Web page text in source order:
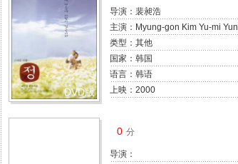
DVD版
导演：裴昶浩
主演：Myung-gon Kim Yu-mi Yun
Jong-gu Kim Yu-mi Kim (II)
类型：其他
国家：韩国
语言：韩语
上映：2000
0 分
导演：